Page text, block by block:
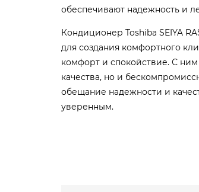
обеспечивают надежность и
Кондиционер Toshiba SEIYA
для создания комфортного
комфорт и спокойствие. С
качества, но и
обещание надежности и
уверенным.